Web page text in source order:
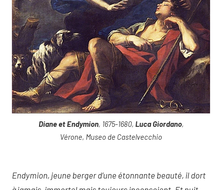
Diane et Endymion, 1675-1680, Luca Giordano,
Vérone, Museo de Castelvecchio
Endymion, jeune berger d’une étonnante beauté, il dort